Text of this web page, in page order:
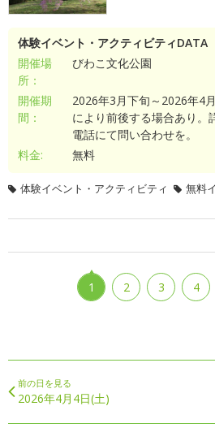
体験イベント・アクティビティDATA
開催場
所：
びわこ文化公園
開催期
間：
2026年3月下旬～2026年4
により前後する場合あり。
電話にて問い合わせを。
料金:
無料
体験イベント・アクティビティ 無料
1 2 3 4
前の日を見る
2026年4月4日(土)